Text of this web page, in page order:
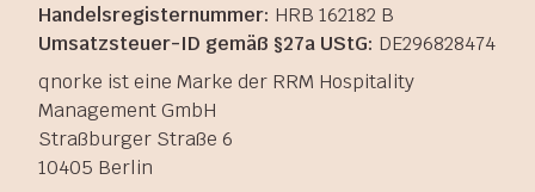
Handelsregisternummer: HRB 162182 B
Umsatzsteuer-ID gemäß §27a UStG: DE296828474
qnorke ist eine Marke der RRM Hospitality
Management GmbH
Straßburger Straße 6
10405 Berlin